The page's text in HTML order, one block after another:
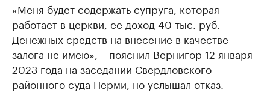
«Меня будет содержать супруга, которая
работает в церкви, ее доход 40 тыс. руб.
Денежных средств на внесение в качестве
залога не имею», – пояснил Вернигор 12 января
2023 года на заседании Свердловского
районного суда Перми, но услышал отказ.